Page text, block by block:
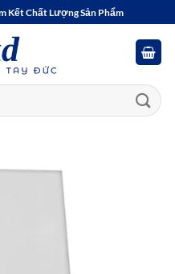
Kết Chất Lượng Sản Phẩm